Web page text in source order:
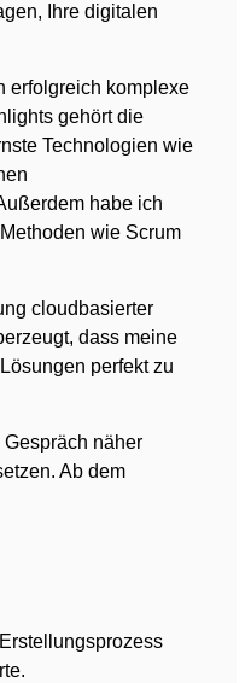
Ihre digitalen
erfolgreich komplexe
gehört die
Technologien wie
habe ich
wie Scrum
cloudbasierter
dass meine
perfekt zu
näher
Ab dem